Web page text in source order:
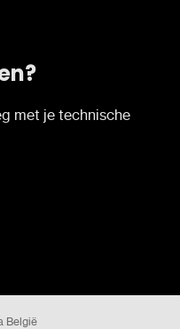
met je technische
België